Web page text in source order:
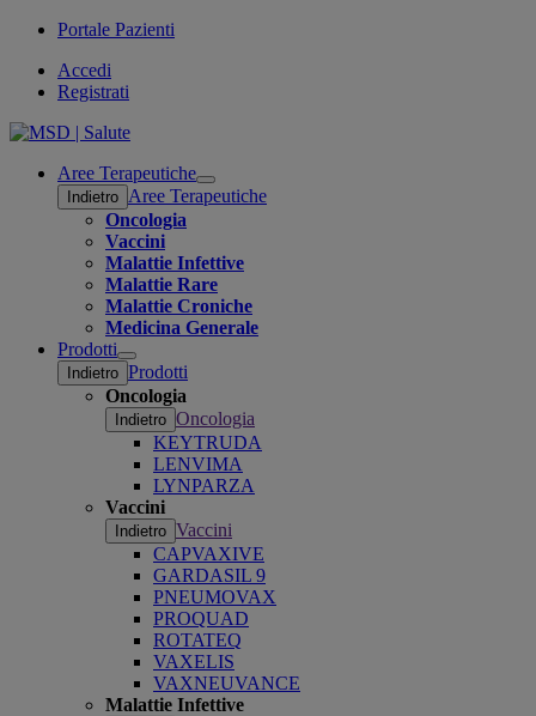
Portale Pazienti
Accedi
Registrati
Aree Terapeutiche
Open
submenu
Indietro Aree Terapeutiche
Oncologia
Vaccini
Malattie Infettive
Malattie Rare
Malattie Croniche
Medicina Generale
Prodotti
Open
submenu
Indietro Prodotti
Oncologia
Indietro Oncologia
KEYTRUDA
LENVIMA
LYNPARZA
Vaccini
Indietro Vaccini
CAPVAXIVE
GARDASIL 9
PNEUMOVAX
PROQUAD
ROTATEQ
VAXELIS
VAXNEUVANCE
Malattie Infettive